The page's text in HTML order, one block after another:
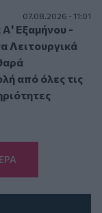
07.08.2026 - 11:01
Εξαμήνου -
Λειτουργικά
από όλες τις